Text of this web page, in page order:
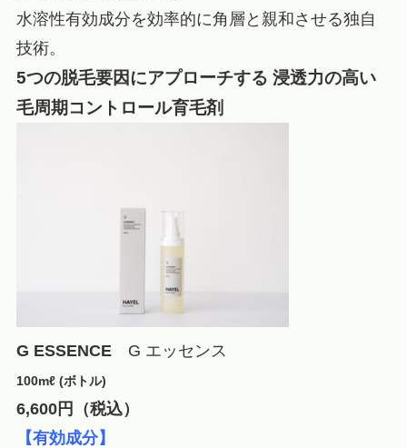
水溶性有効成分を効率的に角層と親和させる独自
技術。
5つの脱毛要因にアプローチする 浸透力の高い
毛周期コントロール育毛剤
G ESSENCE G エッセンス
100mℓ (ボトル)
6,600円（税込）
【有効成分】